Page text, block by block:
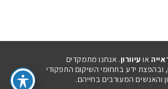
אועיוורון. אנחנו מתמקדים
ובהפצת ידע בתחומי השיקום התפקודי
והאנשים המעורבים בחייהם.